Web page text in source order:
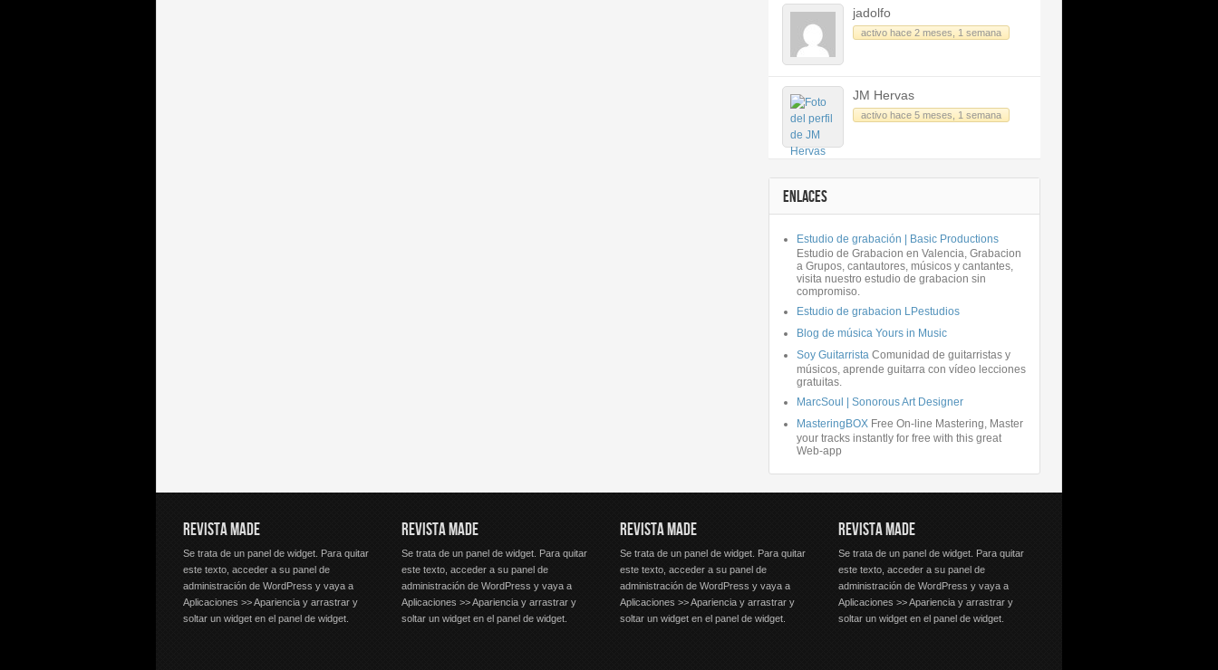
jadolfo
activo hace 2 meses, 1 semana
JM Hervas
activo hace 5 meses, 1 semana
ENLACES
Estudio de grabación | Basic Productions
Estudio de Grabacion en Valencia, Grabacion
a Grupos, cantautores, músicos y cantantes,
visita nuestro estudio de grabacion sin
compromiso.
Estudio de grabacion LPestudios
Blog de música Yours in Music
Soy Guitarrista Comunidad de guitarristas y
músicos, aprende guitarra con vídeo lecciones
gratuitas.
MarcSoul | Sonorous Art Designer
MasteringBOX Free On-line Mastering, Master
your tracks instantly for free with this great
Web-app
REVISTA MADE
Se trata de un panel de widget. Para quitar
este texto, acceder a su panel de
administración de WordPress y vaya a
Aplicaciones >> Apariencia y arrastrar y
soltar un widget en el panel de widget.
REVISTA MADE
Se trata de un panel de widget. Para quitar
este texto, acceder a su panel de
administración de WordPress y vaya a
Aplicaciones >> Apariencia y arrastrar y
soltar un widget en el panel de widget.
REVISTA MADE
Se trata de un panel de widget. Para quitar
este texto, acceder a su panel de
administración de WordPress y vaya a
Aplicaciones >> Apariencia y arrastrar y
soltar un widget en el panel de widget.
REVISTA MADE
Se trata de un panel de widget. Para quitar
este texto, acceder a su panel de
administración de WordPress y vaya a
Aplicaciones >> Apariencia y arrastrar y
soltar un widget en el panel de widget.